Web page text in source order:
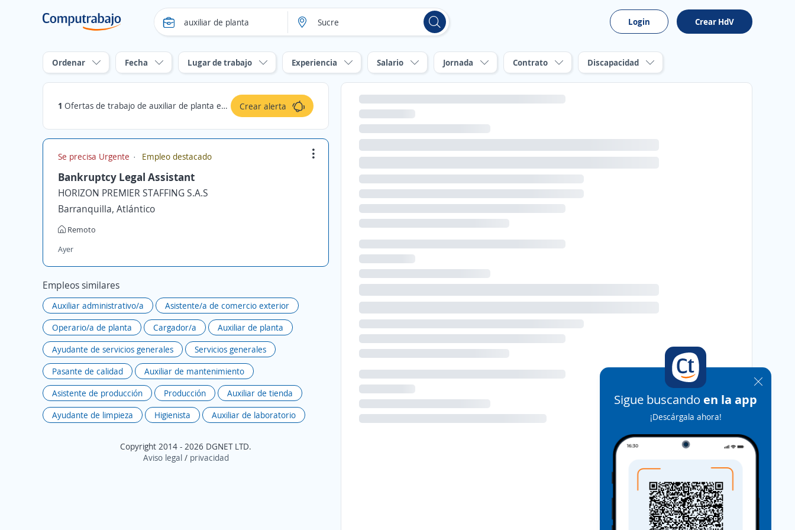
Login Crear HdV
Ordenar Fecha Lugar de trabajo Experiencia Salario Jornada Contrato Discapacidad
1 Ofertas de trabajo de auxiliar de planta en Sucre Crear alerta
Se precisa Urgente Empleo destacado
Bankruptcy Legal Assistant
HORIZON PREMIER STAFFING S.A.S
Barranquilla, Atlántico
Remoto
Ayer
Empleos similares
Auxiliar administrativo/a
Asistente/a de comercio exterior
Operario/a de planta
Cargador/a
Auxiliar de planta
Ayudante de servicios generales
Servicios generales
Pasante de calidad
Auxiliar de mantenimiento
Asistente de producción
Producción
Auxiliar de tienda
Ayudante de limpieza
Higienista Auxiliar de laboratorio
Copyright 2014 - 2026 DGNET LTD.
Aviso legal/ privacidad
Sigue buscando en la app
¡Descárgala ahora!